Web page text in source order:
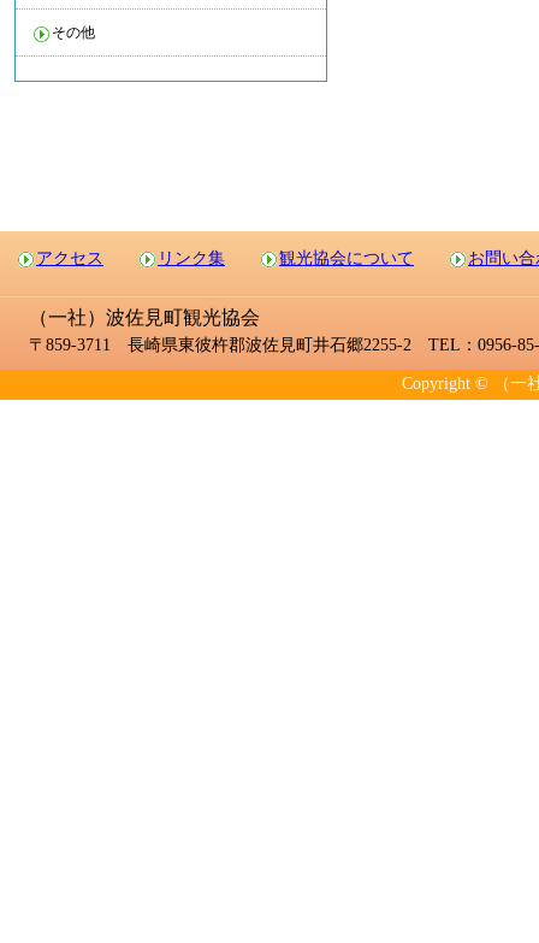
その他
アクセス リンク集 観光協会について お問い
（一社）波佐見町観光協会
〒859-3711 長崎県東彼杵郡波佐見町井石郷2255-2 TEL：0956-
Copyright © （一